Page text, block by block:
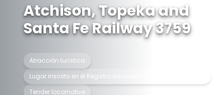
Atchison, Topeka and
Santa Fe Railway 3759
Atracción turística
Lugar inscrito en el Registro Nacional de Lugares Históricos
Tender locomotive